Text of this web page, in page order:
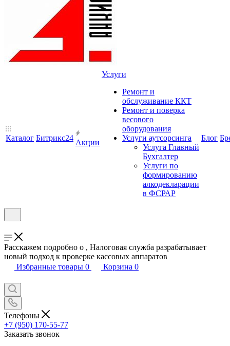
Каталог Битрикс24
Акции
Услуги
Ремонт и
обслуживание ККТ
Ремонт и поверка
весового
оборудования
Услуги аутсорсинга
Услуга Главный
Бухгалтер
Услуги по
формированию
алкодекларации
в ФСРАР
Блог
Расскажем подробно о , Налоговая служба разрабатывает
новый подход к проверке кассовых аппаратов
Избранные товары 0 Корзина 0
Телефоны
+7 (950) 170-55-77
Заказать звонок